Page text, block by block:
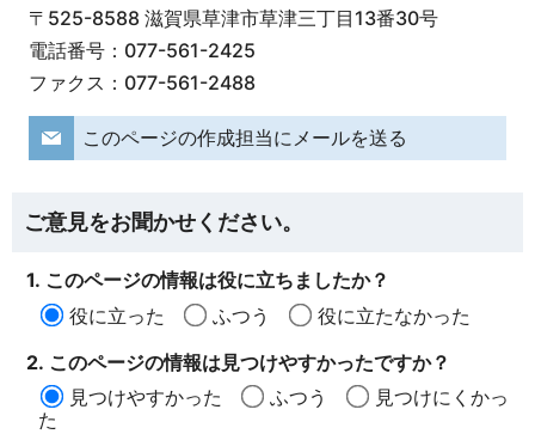
〒525-8588 滋賀県草津市草津三丁目13番30号
電話番号：077-561-2425
ファクス：077-561-2488
このページの作成担当にメールを送る
ご意見をお聞かせください。
1. このページの情報は役に立ちましたか？
役に立った
ふつう
役に立たなかった
2. このページの情報は見つけやすかったですか？
見つけやすかった
ふつう
見つけにくかっ
た